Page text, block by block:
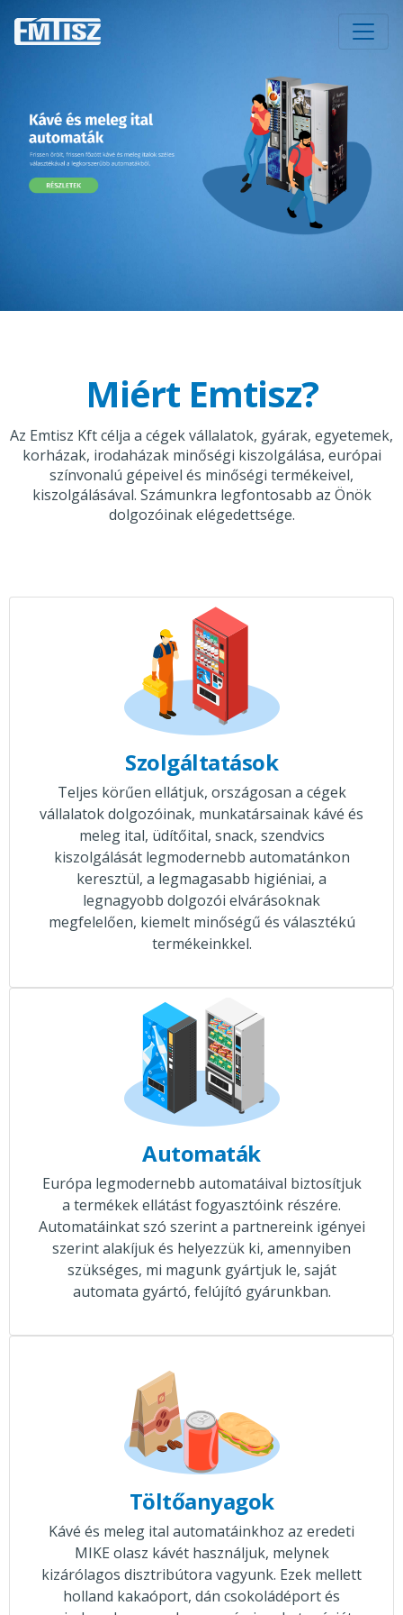
Miért Emtisz?
Az Emtisz Kft célja a cégek vállalatok, gyárak, egyetemek,
korházak, irodaházak minőségi kiszolgálása, európai
színvonalú gépeivel és minőségi termékeivel,
kiszolgálásával. Számunkra legfontosabb az Önök
dolgozóinak elégedettsége.
Szolgáltatások
Teljes körűen ellátjuk, országosan a cégek
vállalatok dolgozóinak, munkatársainak kávé és
meleg ital, üdítőital, snack, szendvics
kiszolgálását legmodernebb automatánkon
keresztül, a legmagasabb higiéniai, a
legnagyobb dolgozói elvárásoknak
megfelelően, kiemelt minőségű és választékú
termékeinkkel.
Automaták
Európa legmodernebb automatáival biztosítjuk
a termékek ellátást fogyasztóink részére.
Automatáinkat szó szerint a partnereink igényei
szerint alakíjuk és helyezzük ki, amennyiben
szükséges, mi magunk gyártjuk le, saját
automata gyártó, felújító gyárunkban.
Töltőanyagok
Kávé és meleg ital automatáinkhoz az eredeti
MIKE olasz kávét használjuk, melynek
kizárólagos disztribútora vagyunk. Ezek mellett
holland kakaóport, dán csokoládéport és